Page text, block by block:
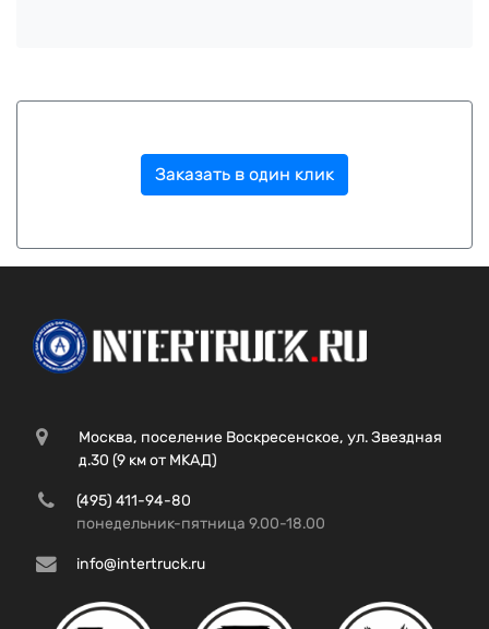
Заказать в один клик
Москва, поселение Воскресенское, ул. Звездная
д.30 (9 км от МКАД)
(495) 411-94-80
понедельник-пятница 9.00-18.00
info@intertruck.ru